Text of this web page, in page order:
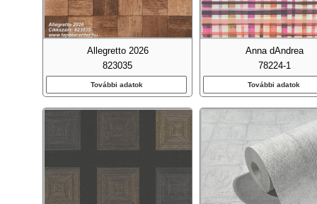
Allegretto 2026
823035
További adatok
Anna dAndrea
78224-1
További adatok